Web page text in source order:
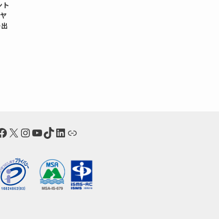
ト
X Instagram
YouTube
TikTok
LinkedIn
リンク